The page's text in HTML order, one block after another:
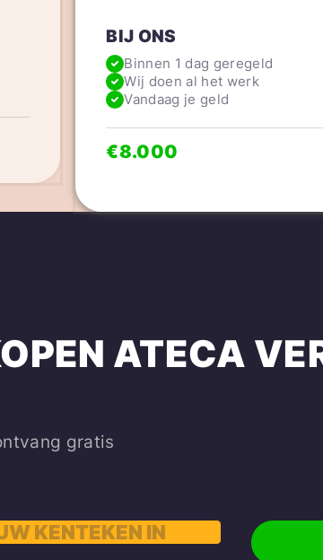
BIJ ONS
Binnen 1 dag geregeld
Wij doen al het werk
Vandaag je geld
€8.000
ATECA
gratis